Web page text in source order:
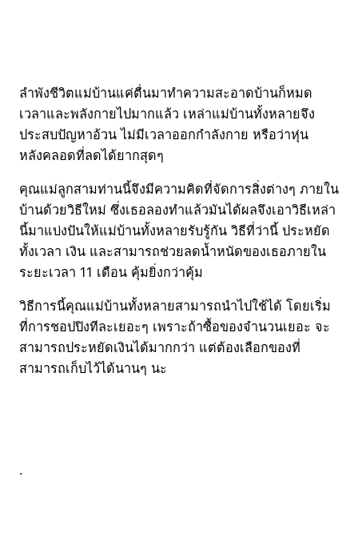
ลำพังชีวิตแม่บ้านแค่ตื่นมาทำความสะอาดบ้านก็หมด
เวลาและพลังกายไปมากแล้ว เหล่าแม่บ้านทั้งหลายจึง
ประสบปัญหาอ้วน ไม่มีเวลาออกกำลังกาย หรือว่าหุ่น
หลังคลอดที่ลดได้ยากสุดๆ
คุณแม่ลูกสามท่านนี้จึงมีความคิดที่จัดการสิ่งต่างๆ ภายใน
บ้านด้วยวิธีใหม่ ซึ่งเธอลองทำแล้วมันได้ผลจึงเอาวิธีเหล่า
นี้มาแบ่งปันให้แม่บ้านทั้งหลายรับรู้กัน วิธีที่ว่านี้ ประหยัด
ทั้งเวลา เงิน และสามารถช่วยลดน้ำหนัดของเธอภายใน
ระยะเวลา 11 เดือน คุ้มยิ่งกว่าคุ้ม
วิธีการนี้คุณแม่บ้านทั้งหลายสามารถนำไปใช้ได้ โดยเริ่ม
ที่การชอปปิงทีละเยอะๆ เพราะถ้าซื้อของจำนวนเยอะ จะ
สามารถประหยัดเงินได้มากกว่า แต่ต้องเลือกของที่
สามารถเก็บไว้ได้นานๆ นะ
.